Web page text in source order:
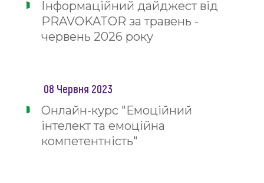
Інформаційний дайджест від
PRAVOKATOR за травень -
червень 2026 року
08 Червня 2023
Онлайн-курс "Емоційний
інтелект та емоційна
компетентність"